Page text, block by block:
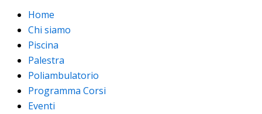
Home
Chi siamo
Piscina
Palestra
Poliambulatorio
Programma Corsi
Eventi